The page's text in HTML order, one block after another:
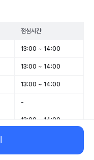
점심시간
13:00 ~ 14:00
13:00 ~ 14:00
13:00 ~ 14:00
-
13:00 ~ 14:00
-